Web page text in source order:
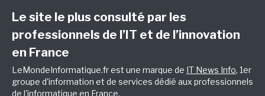
Le site le plus consulté par les
professionnels de l’IT et de l’innovation
en France
LeMondeInformatique.fr est une marque de IT News Info, 1er
groupe d'information et de services dédié aux professionnels
de l'informatique en France.